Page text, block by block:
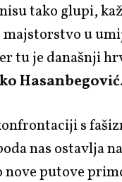
tako glupi,
u
tu je današnji
Hasanbegović
s
nas ostavlja
nove putove